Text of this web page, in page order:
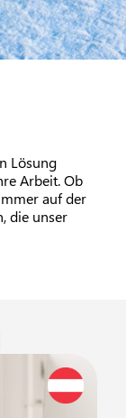
Lösung
Arbeit. Ob
auf der
die unser